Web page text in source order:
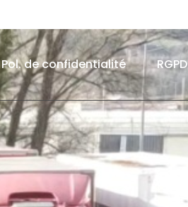
Pol. de confidentialité RGPD